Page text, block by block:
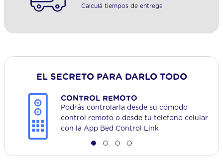
Calculá tiempos de entrega
EL SECRETO PARA DARLO TODO
CONTROL REMOTO
Podrás controlarla desde su cómodo
control remoto o desde tu telefono celular
con la App Bed Control Link